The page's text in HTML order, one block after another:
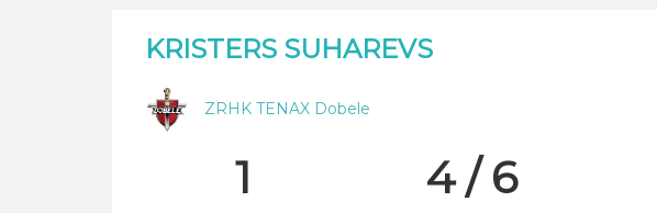
KRISTERS SUHAREVS
ZRHK TENAX Dobele
1 4 / 6